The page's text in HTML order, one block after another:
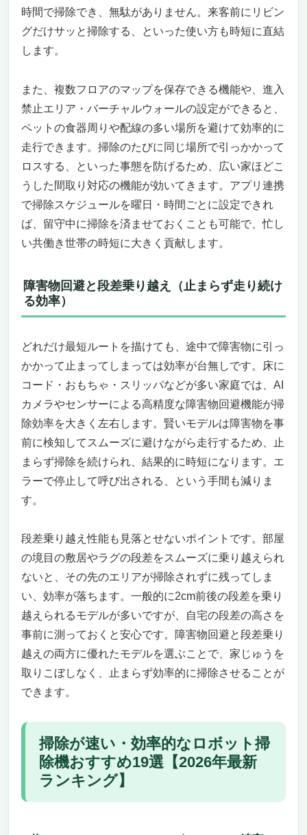
時間で掃除でき、無駄がありません。来客前にリビン
グだけサッと掃除する、といった使い方も時短に直結
します。
また、複数フロアのマップを保存できる機能や、進入
禁止エリア・バーチャルウォールの設定ができると、
ペットの食器周りや配線の多い場所を避けて効率的に
走行できます。掃除のたびに同じ場所で引っかかって
ロスする、といった事態を防げるため、広い家ほどこ
うした間取り対応の機能が効いてきます。アプリ連携
で掃除スケジュールを曜日・時間ごとに設定できれ
ば、留守中に掃除を済ませておくことも可能で、忙し
い共働き世帯の時短に大きく貢献します。
障害物回避と段差乗り越え（止まらず走り続け
る効率）
どれだけ最短ルートを描けても、途中で障害物に引っ
かかって止まってしまっては効率が台無しです。床に
コード・おもちゃ・スリッパなどが多い家庭では、AI
カメラやセンサーによる高精度な障害物回避機能が掃
除効率を大きく左右します。賢いモデルは障害物を事
前に検知してスムーズに避けながら走行するため、止
まらず掃除を続けられ、結果的に時短になります。エ
ラーで停止して呼び出される、という手間も減りま
す。
段差乗り越え性能も見落とせないポイントです。部屋
の境目の敷居やラグの段差をスムーズに乗り越えられ
ないと、その先のエリアが掃除されずに残ってしま
い、効率が落ちます。一般的に2cm前後の段差を乗り
越えられるモデルが多いですが、自宅の段差の高さを
事前に測っておくと安心です。障害物回避と段差乗り
越えの両方に優れたモデルを選ぶことで、家じゅうを
取りこぼしなく、止まらず効率的に掃除させることが
できます。
掃除が速い・効率的なロボット掃
除機おすすめ19選【2026年最新
ランキング】